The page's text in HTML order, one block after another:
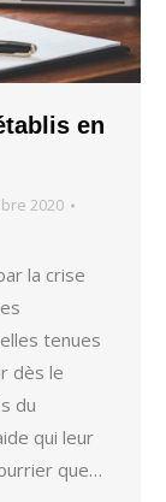
en
2020
la crise
tenues
dès le
du
qui leur
que…